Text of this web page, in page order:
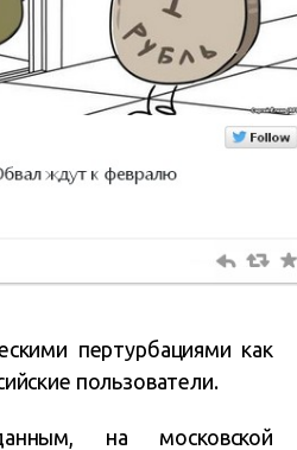
пертурбациями как
пользователи.
на московской